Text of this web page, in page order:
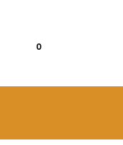
0